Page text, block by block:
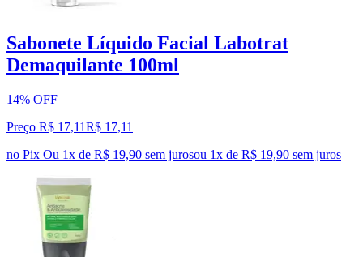
Sabonete Líquido Facial Labotrat
Demaquilante 100ml
14% OFF
Preço R$ 17,11R$ 17,11
no Pix Ou 1x de R$ 19,90 sem jurosou 1x de R$ 19,90 sem juros